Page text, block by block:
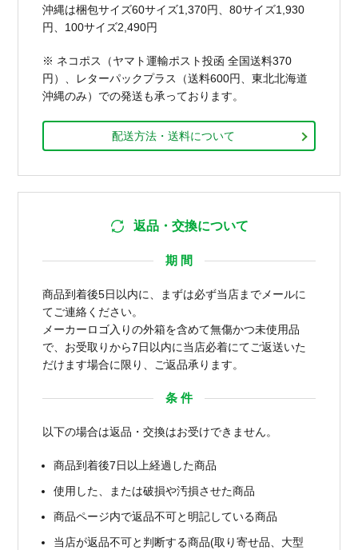
沖縄は梱包サイズ60サイズ1,370円、80サイズ1,930
円、100サイズ2,490円
※ ネコポス（ヤマト運輸ポスト投函 全国送料370
円）、レターパックプラス（送料600円、東北北海道
沖縄のみ）での発送も承っております。
配送方法・送料について
返品・交換について
期 間
商品到着後5日以内に、まずは必ず当店までメールに
てご連絡ください。
メーカーロゴ入りの外箱を含めて無傷かつ未使用品
で、お受取りから7日以内に当店必着にてご返送いた
だけます場合に限り、ご返品承ります。
条 件
以下の場合は返品・交換はお受けできません。
商品到着後7日以上経過した商品
使用した、または破損や汚損させた商品
商品ページ内で返品不可と明記している商品
当店が返品不可と判断する商品(取り寄せ品、大型